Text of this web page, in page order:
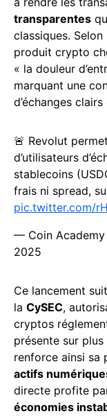
transparentes
classiques. Selon
produit crypto
« la douleur
marquant une
d’échanges
🚨 Revolut
d’utilisateurs
stablecoins
frais ni spread,
pic.twitter.com/
— Coin Academy
2025
Ce lancement
la CySEC,
cryptos
présente sur plus
renforce ainsi sa
actifs
directe profite
économies